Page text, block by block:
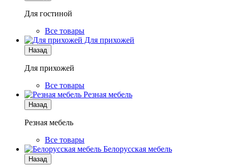
Для гостиной
Все товары
Для прихожей
Назад
Для прихожей
Все товары
Резная мебель
Назад
Резная мебель
Все товары
Белорусская мебель
Назад